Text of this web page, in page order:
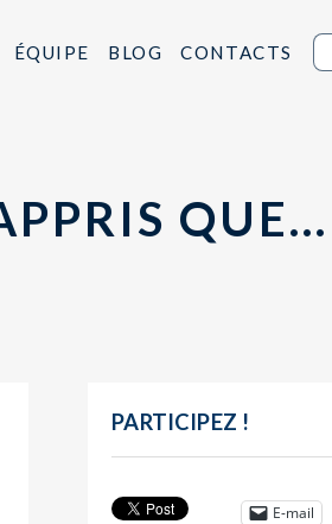
ÉQUIPE BLOG CONTACTS
QUE…
PARTICIPEZ !
E-mail